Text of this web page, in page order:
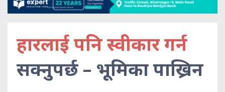
हारलाई पनि स्वीकार गर्न
सक्नुपर्छ – भूमिका पाख्रिन